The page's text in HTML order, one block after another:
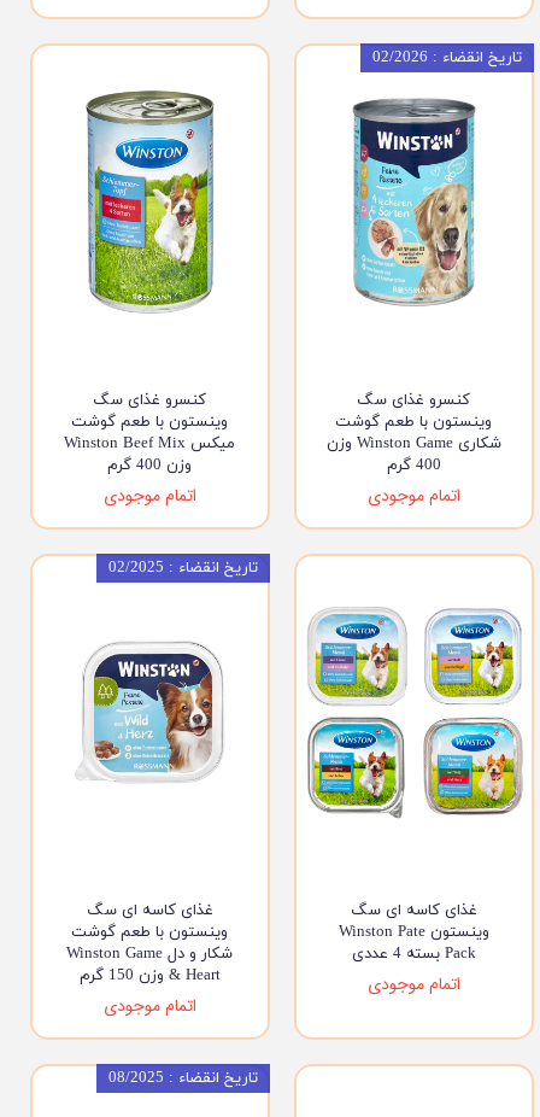
کنسرو غذای سگ
وینستون با طعم گوشت
شکاری Winston Game وزن
400 گرم
اتمام موجودی
تاریخ انقضاء : 02/2026
کنسرو غذای سگ
وینستون با طعم گوشت
میکس Winston Beef Mix
وزن 400 گرم
اتمام موجودی
غذای کاسه ای سگ
وینستون Winston Pate
Pack بسته 4 عددی
اتمام موجودی
غذای کاسه ای سگ
وینستون با طعم گوشت
شکار و دل Winston Game
& Heart وزن 150 گرم
اتمام موجودی
تاریخ انقضاء : 02/2025
تاریخ انقضاء : 08/2025